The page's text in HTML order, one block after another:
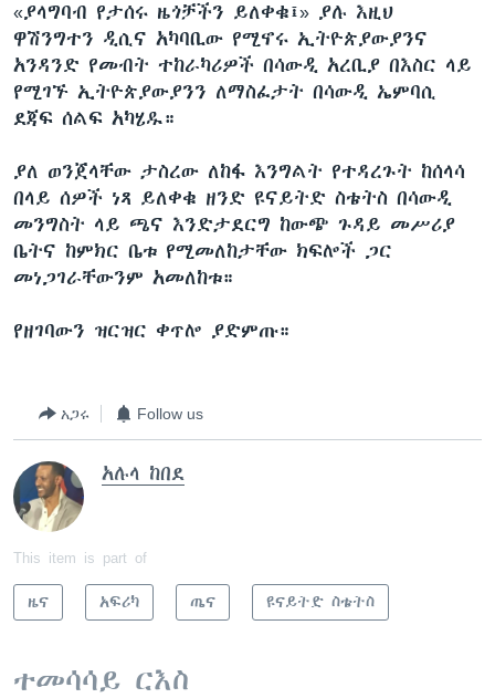
ዋናው
ይዘት
እለፍ
ክምችት
Learning English
ቋንቋዎች
«ያላግባብ የታሰሩ ዜጎቻችን ይለቀቁ፤» ያሉ እዚህ
ዋሽንግተን ዲሲና አካባቢው የሚኖሩ ኢትዮጵያውያንና
አንዳንድ የመብት ተከራካሪዎች በሳውዲ አረቢያ በእስር ላይ
የሚገኙ ኢትዮጵያውያንን ለማስፈታት በሳውዲ ኤምባሲ
ደጃፍ ሰልፍ አካሄዱ።
ያለ ወንጀላቸው ታስረው ለከፋ እንግልት የተዳረጉት ከሰላሳ
በላይ ሰዎች ነጻ ይለቀቁ ዘንድ ዩናይትድ ስቴትስ በሳውዲ
መንግስት ላይ ጫና እንድታደርግ ከውጭ ጉዳይ መሥሪያ
ቤትና ከምክር ቤቱ የሚመለከታቸው ክፍሎች ጋር
መነጋገራቸውንም አመለከቱ።
የዘገባውን ዝርዝር ቀጥሎ ያድምጡ።
አጋሩ Follow us
አሉላ ከበደ
This item is part of
ዜና አፍሪካ ጤና ዩናይትድ ስቴትስ
ተመሳሳይ ርእስ